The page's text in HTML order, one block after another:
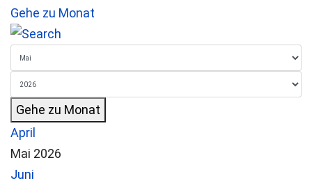
Gehe zu Monat
Gehe zu Monat
April
Mai 2026
Juni